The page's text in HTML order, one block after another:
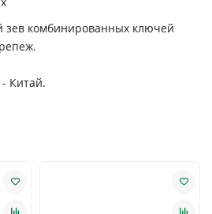
зев комбинированных ключей
Китай.